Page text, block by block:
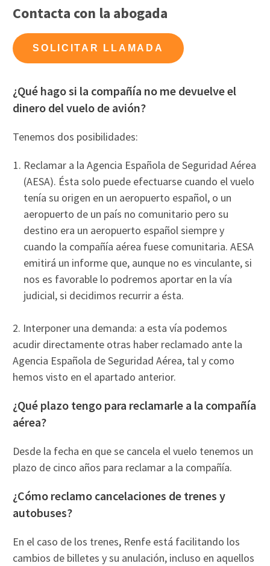
Contacta con la abogada
SOLICITAR LLAMADA
¿Qué hago si la compañía no me devuelve el
dinero del vuelo de avión?
Tenemos dos posibilidades:
Reclamar a la Agencia Española de Seguridad Aérea
(AESA). Ésta solo puede efectuarse cuando el vuelo
tenía su origen en un aeropuerto español, o un
aeropuerto de un país no comunitario pero su
destino era un aeropuerto español siempre y
cuando la compañía aérea fuese comunitaria. AESA
emitirá un informe que, aunque no es vinculante, si
nos es favorable lo podremos aportar en la vía
judicial, si decidimos recurrir a ésta.
2. Interponer una demanda: a esta vía podemos
acudir directamente otras haber reclamado ante la
Agencia Española de Seguridad Aérea, tal y como
hemos visto en el apartado anterior.
¿Qué plazo tengo para reclamarle a la compañía
aérea?
Desde la fecha en que se cancela el vuelo tenemos un
plazo de cinco años para reclamar a la compañía.
¿Cómo reclamo cancelaciones de trenes y
autobuses?
En el caso de los trenes, Renfe está facilitando los
cambios de billetes y su anulación, incluso en aquellos